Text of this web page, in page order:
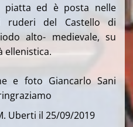
piatta ed è posta nelle
ruderi del Castello di
alto- medievale, su
ellenistica.
e foto Giancarlo Sani
Uberti il 25/09/2019